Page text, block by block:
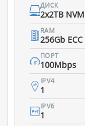
ДИСК
2x2TB
RAM
256Gb ECC
ПОРТ
100Mbps
IPV4
1
IPV6
1